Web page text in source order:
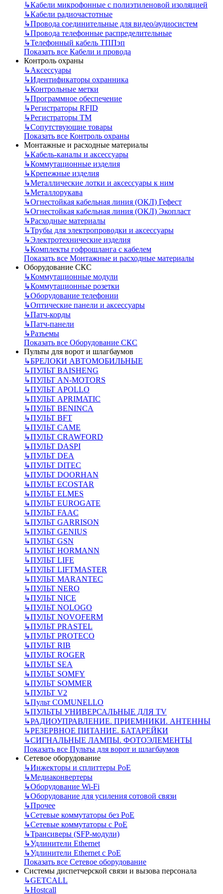
↳Кабели микрофонные с полиэтиленовой изоляцией
↳Кабели радиочастотные
↳Провода соединительные для видео/аудиосистем
↳Провода телефонные распределительные
↳Телефонный кабель ТППэп
Показать все Кабели и провода
Контроль охраны
↳Аксессуары
↳Идентификаторы охранника
↳Контрольные метки
↳Программное обеспечение
↳Регистраторы RFID
↳Регистраторы ТМ
↳Сопутствующие товары
Показать все Контроль охраны
Монтажные и расходные материалы
↳Кабель-каналы и аксессуары
↳Коммутационные изделия
↳Крепежные изделия
↳Металлические лотки и аксессуары к ним
↳Металлорукава
↳Огнестойкая кабельная линия (ОКЛ) Гефест
↳Огнестойкая кабельная линия (ОКЛ) Экопласт
↳Расходные материалы
↳Трубы для электропроводки и аксессуары
↳Электротехнические изделия
↳Комплекты гофрошланга с кабелем
Показать все Монтажные и расходные материалы
Оборудование СКС
↳Коммутационные модули
↳Коммутационные розетки
↳Оборудование телефонии
↳Оптические панели и аксессуары
↳Патч-корды
↳Патч-панели
↳Разъемы
Показать все Оборудование СКС
Пульты для ворот и шлагбаумов
↳БРЕЛОКИ АВТОМОБИЛЬНЫЕ
↳ПУЛЬТ BAISHENG
↳ПУЛЬТ AN-MOTORS
↳ПУЛЬТ APOLLO
↳ПУЛЬТ APRIMATIC
↳ПУЛЬТ BENINCA
↳ПУЛЬТ BFT
↳ПУЛЬТ CAME
↳ПУЛЬТ CRAWFORD
↳ПУЛЬТ DASPI
↳ПУЛЬТ DEA
↳ПУЛЬТ DITEC
↳ПУЛЬТ DOORHAN
↳ПУЛЬТ ECOSTAR
↳ПУЛЬТ ELMES
↳ПУЛЬТ EUROGATE
↳ПУЛЬТ FAAC
↳ПУЛЬТ GARRISON
↳ПУЛЬТ GENIUS
↳ПУЛЬТ GSN
↳ПУЛЬТ HORMANN
↳ПУЛЬТ LIFE
↳ПУЛЬТ LIFTMASTER
↳ПУЛЬТ MARANTEC
↳ПУЛЬТ NERO
↳ПУЛЬТ NICE
↳ПУЛЬТ NOLOGO
↳ПУЛЬТ NOVOFERM
↳ПУЛЬТ PRASTEL
↳ПУЛЬТ PROTECO
↳ПУЛЬТ RIB
↳ПУЛЬТ ROGER
↳ПУЛЬТ SEA
↳ПУЛЬТ SOMFY
↳ПУЛЬТ SOMMER
↳ПУЛЬТ V2
↳Пульт СOMUNELLO
↳ПУЛЬТЫ УНИВЕРСАЛЬНЫЕ ДЛЯ TV
↳РАДИОУПРАВЛЕНИЕ. ПРИЕМНИКИ. АНТЕННЫ
↳РЕЗЕРВНОЕ ПИТАНИЕ. БАТАРЕЙКИ
↳СИГНАЛЬНЫЕ ЛАМПЫ. ФОТОЭЛЕМЕНТЫ
Показать все Пульты для ворот и шлагбаумов
Сетевое оборудование
↳Инжекторы и сплиттеры РоЕ
↳Медиаконвертеры
↳Оборудование Wi-Fi
↳Оборудование для усиления сотовой связи
↳Прочее
↳Сетевые коммутаторы без РоЕ
↳Сетевые коммутаторы с РоЕ
↳Трансиверы (SFP-модули)
↳Удлинители Ethernet
↳Удлинители Ethernet с PoE
Показать все Сетевое оборудование
Системы диспетчерской связи и вызова персонала
↳GETCALL
↳Hostcall